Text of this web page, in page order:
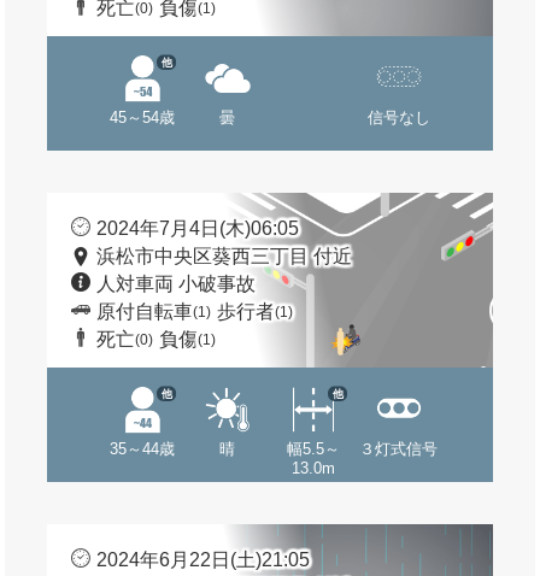
死亡(0) 負傷(1)
45～54歳
他
曇 信号なし
2024年7月4日(木)06:05
浜松市中央区葵西三丁目 付近
人対車両 小破事故
原付自転車(1) 歩行者(1)
死亡(0) 負傷(1)
35～44歳
他
晴
幅5.5～
13.0m
他
３灯式信号
2024年6月22日(土)21:05